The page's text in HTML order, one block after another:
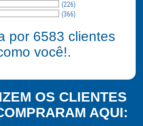
(226)
(366)
por 6583 clientes
você!.
OS CLIENTES
AQUI: